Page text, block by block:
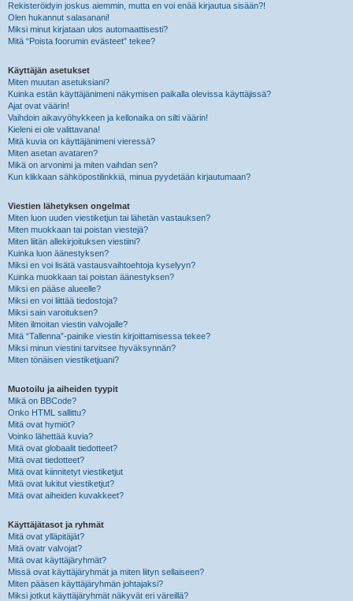
Rekisteröidyin joskus aiemmin, mutta en voi enää kirjautua sisään?!
Olen hukannut salasanani!
Miksi minut kirjataan ulos automaattisesti?
Mitä “Poista foorumin evästeet” tekee?
Käyttäjän asetukset
Miten muutan asetuksiani?
Kuinka estän käyttäjänimeni näkymisen paikalla olevissa käyttäjissä?
Ajat ovat väärin!
Vaihdoin aikavyöhykkeen ja kellonaika on silti väärin!
Kieleni ei ole valittavana!
Mitä kuvia on käyttäjänimeni vieressä?
Miten asetan avataren?
Mikä on arvonimi ja miten vaihdan sen?
Kun klikkaan sähköpostilinkkiä, minua pyydetään kirjautumaan?
Viestien lähetyksen ongelmat
Miten luon uuden viestiketjun tai lähetän vastauksen?
Miten muokkaan tai poistan viestejä?
Miten liitän allekirjoituksen viestiini?
Kuinka luon äänestyksen?
Miksi en voi lisätä vastausvaihtoehtoja kyselyyn?
Kuinka muokkaan tai poistan äänestyksen?
Miksi en pääse alueelle?
Miksi en voi liittää tiedostoja?
Miksi sain varoituksen?
Miten ilmoitan viestin valvojalle?
Mitä “Tallenna”-painike viestin kirjoittamisessa tekee?
Miksi minun viestini tarvitsee hyväksynnän?
Miten tönäisen viestiketjuani?
Muotoilu ja aiheiden tyypit
Mikä on BBCode?
Onko HTML sallittu?
Mitä ovat hymiöt?
Voinko lähettää kuvia?
Mitä ovat globaalit tiedotteet?
Mitä ovat tiedotteet?
Mitä ovat kiinnitetyt viestiketjut
Mitä ovat lukitut viestiketjut?
Mitä ovat aiheiden kuvakkeet?
Käyttäjätasot ja ryhmät
Mitä ovat ylläpitäjät?
Mitä ovatr valvojat?
Mitä ovat käyttäjäryhmät?
Missä ovat käyttäjäryhmät ja miten liityn sellaiseen?
Miten pääsen käyttäjäryhmän johtajaksi?
Miksi jotkut käyttäjäryhmät näkyvät eri väreillä?